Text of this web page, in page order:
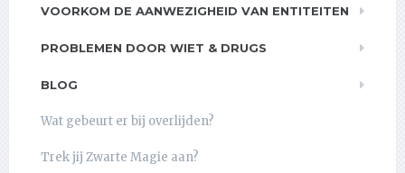
VOORKOM DE AANWEZIGHEID VAN ENTITEITEN
PROBLEMEN DOOR WIET & DRUGS
BLOG
Wat gebeurt er bij overlijden?
Trek jij Zwarte Magie aan?